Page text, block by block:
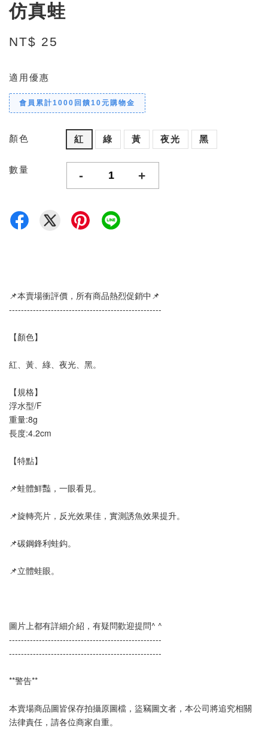
仿真蛙
NT$ 25
適用優惠
會員累計1000回饋10元購物金
顏色 紅 綠 黃 夜光 黑
數量 - +
📌本賣場衝評價，所有商品熱烈促銷中📌
---------------------------------------------------
【顏色】
紅、黃、綠、夜光、黑。
【規格】
浮水型/F
重量:8g
長度:4.2cm
【特點】
📌蛙體鮮豔，一眼看見。
📌旋轉亮片，反光效果佳，實測誘魚效果提升。
📌碳鋼鋒利蛙鈎。
📌立體蛙眼。
圖片上都有詳細介紹，有疑問歡迎提問^ ^
---------------------------------------------------
---------------------------------------------------
**警告**
本賣場商品圖皆保存拍攝原圖檔，盜竊圖文者，本公司將追究相關
法律責任，請各位商家自重。